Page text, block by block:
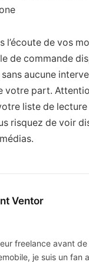
l’écoute de vos
de commande
aucune
votre part.
liste de
risquez de voir
Ventor
freelance avant
je suis un fan